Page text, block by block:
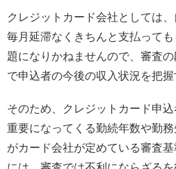
クレジットカード会社としては
毎月延滞なくきちんと支払って
題になりかねませんので、審査
で申込者の今後の収入状況を把握
そのため、クレジットカード申
重要になってくる勤続年数や勤
がカード会社が定めている審査